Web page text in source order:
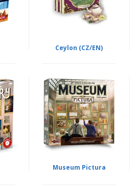
Ceylon (CZ/EN)
Museum Pictura